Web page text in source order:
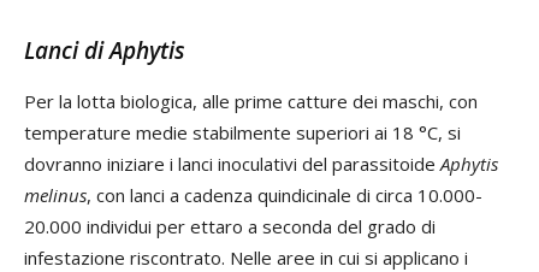
Lanci di Aphytis
Per la lotta biologica, alle prime catture dei maschi, con
temperature medie stabilmente superiori ai 18 °C, si
dovranno iniziare i lanci inoculativi del parassitoideAphytis
melinus, con lanci a cadenza quindicinale di circa 10.000-
20.000 individui per ettaro a seconda del grado di
infestazione riscontrato. Nelle aree in cui si applicano i